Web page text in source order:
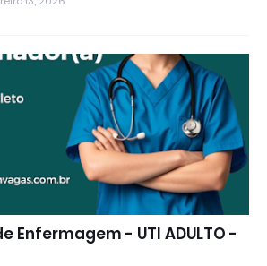
Enfermagem - UTI ADULTO -